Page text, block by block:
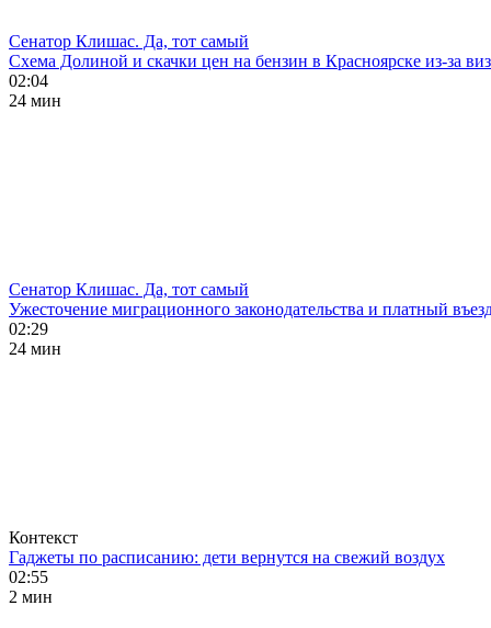
Сенатор Клишас. Да, тот самый
Схема Долиной и скачки цен на бензин в Красноярске из-за
02:04
24 мин
Сенатор Клишас. Да, тот самый
Ужесточение миграционного законодательства и платный
02:29
24 мин
Контекст
Гаджеты по расписанию: дети вернутся на свежий воздух
02:55
2 мин